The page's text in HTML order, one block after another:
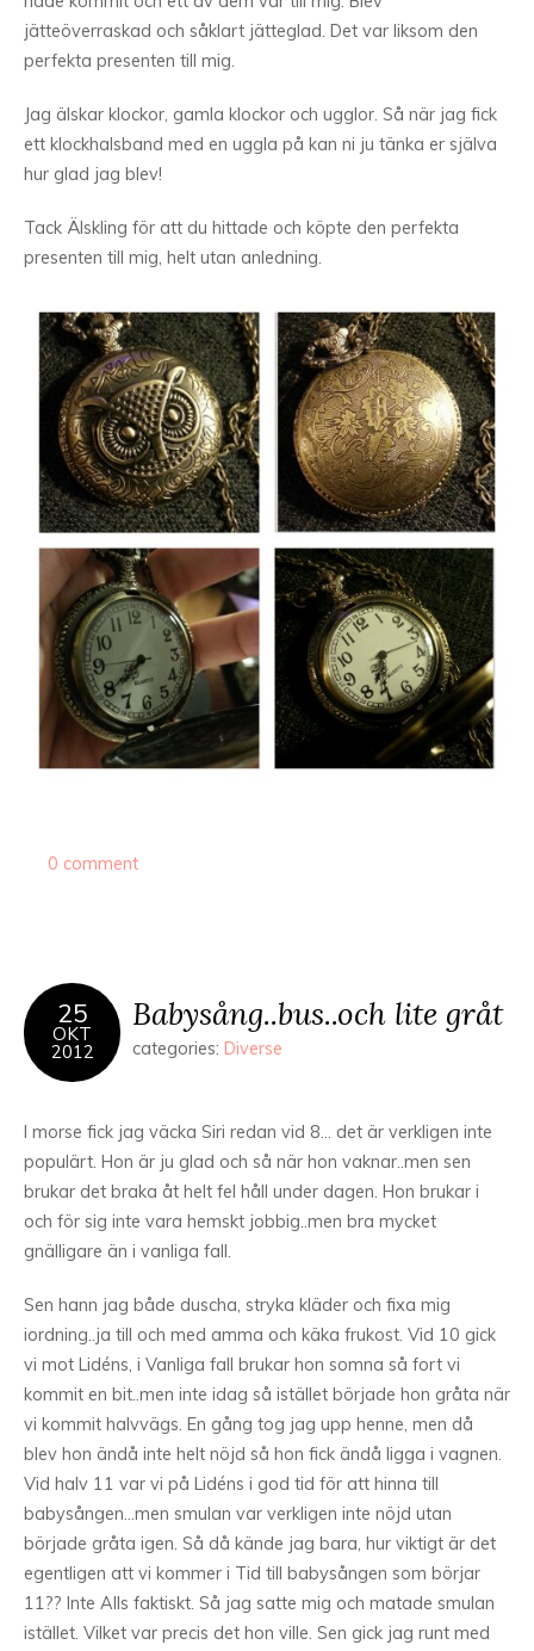
jätteöverraskad och såklart jätteglad. Det var liksom den
perfekta presenten till mig.
Jag älskar klockor, gamla klockor och ugglor. Så när jag fick
ett klockhalsband med en uggla på kan ni ju tänka er själva
hur glad jag blev!
Tack Älskling för att du hittade och köpte den perfekta
presenten till mig, helt utan anledning.
0 comment
25
OKT
2012
Babysång..bus..och lite gråt
categories: Diverse
I morse fick jag väcka Siri redan vid 8… det är verkligen inte
populärt. Hon är ju glad och så när hon vaknar..men sen
brukar det braka åt helt fel håll under dagen. Hon brukar i
och för sig inte vara hemskt jobbig..men bra mycket
gnälligare än i vanliga fall.
Sen hann jag både duscha, stryka kläder och fixa mig
iordning..ja till och med amma och käka frukost. Vid 10 gick
vi mot Lidéns, i Vanliga fall brukar hon somna så fort vi
kommit en bit..men inte idag så istället började hon gråta när
vi kommit halvvägs. En gång tog jag upp henne, men då
blev hon ändå inte helt nöjd så hon fick ändå ligga i vagnen.
Vid halv 11 var vi på Lidéns i god tid för att hinna till
babysången…men smulan var verkligen inte nöjd utan
började gråta igen. Så då kände jag bara, hur viktigt är det
egentligen att vi kommer i Tid till babysången som börjar
11?? Inte Alls faktiskt. Så jag satte mig och matade smulan
istället. Vilket var precis det hon ville. Sen gick jag runt med